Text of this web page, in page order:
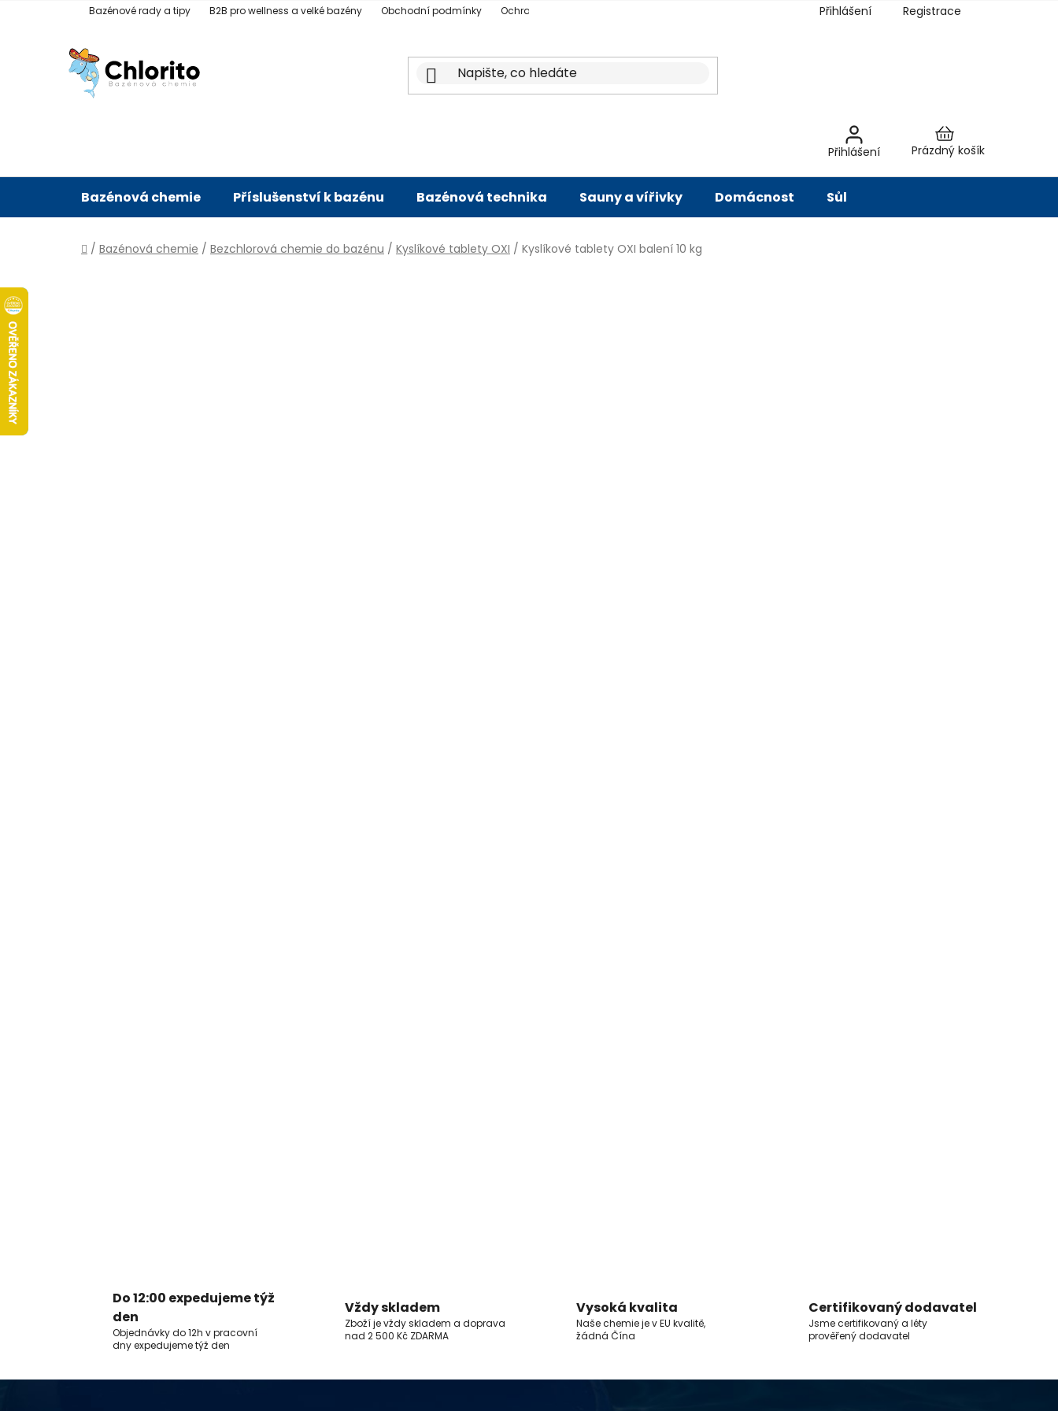
Bazénové rady a tipy B2B pro wellness a velké bazény Obchodní podmínky Ochrana osobních údajů Hodnocení obchodu Slovník pojmů Péče o vodu
Přihlášení Registrace
Přihlášení
Nákupní
Prázdný košík
Bazénová chemie Příslušenství k bazénu Bazénová technika Sauny a vířivky Domácnost Sůl
Domů
/ Bazénová chemie / Bezchlorová chemie do bazénu / Kyslíkové tablety OXI / Kyslíkové tablety OXI balení 10 kg
Do 12:00 expedujeme týž
den
Objednávky do 12h v pracovní
dny expedujeme týž den
Vždy skladem
Zboží je vždy skladem a doprava
nad 2 500 Kč ZDARMA
Vysoká kvalita
Naše chemie je v EU kvalitě,
žádná Čína
Certifikovaný dodavatel
Jsme certifikovaný a léty
prověřený dodavatel